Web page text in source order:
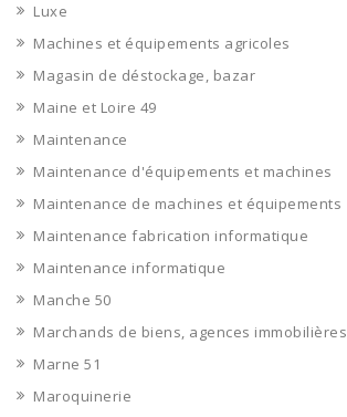
Luxe
Machines et équipements agricoles
Magasin de déstockage, bazar
Maine et Loire 49
Maintenance
Maintenance d'équipements et machines
Maintenance de machines et équipements
Maintenance fabrication informatique
Maintenance informatique
Manche 50
Marchands de biens, agences immobilières
Marne 51
Maroquinerie